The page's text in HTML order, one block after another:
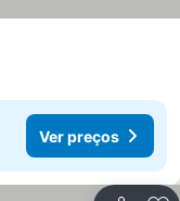
Ver preços